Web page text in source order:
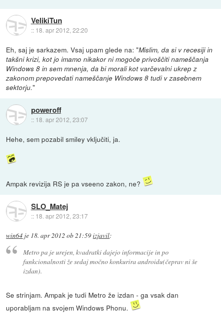
VelikiTun
:: 18. apr 2012, 22:20
Eh, saj je sarkazem. Vsaj upam glede na: "Mislim, da si v recesiji in
takšni krizi, kot jo imamo nikakor ni mogoče privoščiti nameščanja
Windows 8 in sem mnenja, da bi morali kot varčevalni ukrep z
zakonom prepovedati nameščanje Windows 8 tudi v zasebnem
sektorju."
poweroff
:: 18. apr 2012, 23:07
Hehe, sem pozabil smiley vključiti, ja.
Ampak revizija RS je pa vseeno zakon, ne?
SLO_Matej
:: 18. apr 2012, 23:17
win64 je 18. apr 2012 ob 21:59izjavil:
Metro pa je urejen, kvadratki dajejo informacije in po
funkcionalnosti že sedaj močno konkurira androidu(čeprav ni še
izdan).
Se strinjam. Ampak je tudi Metro že izdan - ga vsak dan
uporabljam na svojem Windows Phonu.